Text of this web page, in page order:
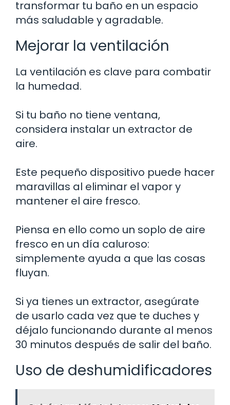
transformar tu baño en un espacio
más saludable y agradable.
Mejorar la ventilación
La ventilación es clave para combatir
la humedad.
Si tu baño no tiene ventana,
considera instalar un extractor de
aire.
Este pequeño dispositivo puede hacer
maravillas al eliminar el vapor y
mantener el aire fresco.
Piensa en ello como un soplo de aire
fresco en un día caluroso:
simplemente ayuda a que las cosas
fluyan.
Si ya tienes un extractor, asegúrate
de usarlo cada vez que te duches y
déjalo funcionando durante al menos
30 minutos después de salir del baño.
Uso de deshumidificadores